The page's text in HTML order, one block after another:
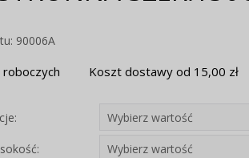
90006A
roboczych Koszt dostawy od 15,00 zł